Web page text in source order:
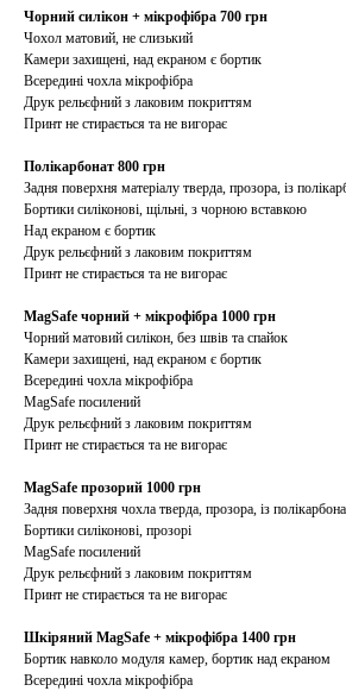
Чорний силікон + мікрофібра 700 грн
Чохол матовий, не слизький
Камери захищені, над екраном є бортик
Всередині чохла мікрофібра
Друк рельєфний з лаковим покриттям
Принт не стирається та не вигорає
Полікарбонат 800 грн
Задня поверхня матеріалу тверда, прозора, із
Бортики силіконові, щільні, з чорною вставкою
Над екраном є бортик
Друк рельєфний з лаковим покриттям
Принт не стирається та не вигорає
MagSafe чорний + мікрофібра 1000 грн
Чорний матовий силікон, без швів та спайок
Камери захищені, над екраном є бортик
Всередині чохла мікрофібра
MagSafe посилений
Друк рельєфний з лаковим покриттям
Принт не стирається та не вигорає
MagSafe прозорий 1000 грн
Задня поверхня чохла тверда, прозора, із
Бортики силіконові, прозорі
MagSafe посилений
Друк рельєфний з лаковим покриттям
Принт не стирається та не вигорає
Шкіряний MagSafe + мікрофібра 1400 грн
Бортик навколо модуля камер, бортик над екраном
Всередині чохла мікрофібра